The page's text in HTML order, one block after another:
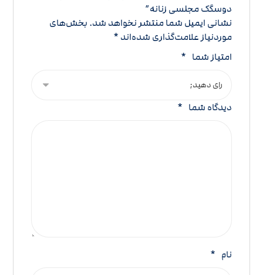
دوسگک مجلسی زنانه”
نشانی ایمیل شما منتشر نخواهد شد. بخش‌های
موردنیاز علامت‌گذاری شده‌اند *
امتیاز شما *
دیدگاه شما *
نام *